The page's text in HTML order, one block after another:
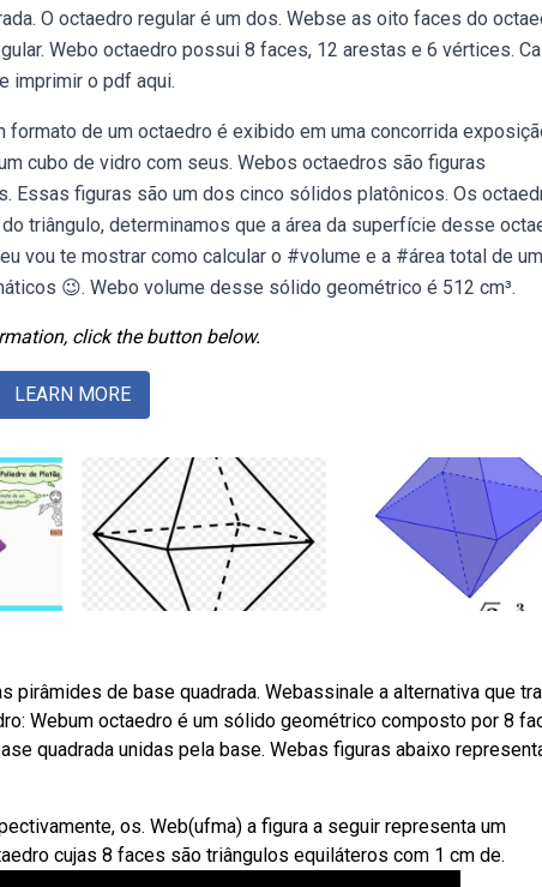
O octaedro regular é um dos. Webse as oito faces do
Webo octaedro possui 8 faces, 12 arestas e 6 vértices.
imprimir o pdf aqui.
de um octaedro é exibido em uma concorrida
cubo de vidro com seus. Webos octaedros são figuras
Essas figuras são um dos cinco sólidos platônicos. Os
triângulo, determinamos que a área da superfície desse
vou te mostrar como calcular o #volume e a #área total de um
😉. Webo volume desse sólido geométrico é 512 cm³.
click the button below.
LEARN MORE
pirâmides de base quadrada. Webassinale a alternativa que
Webum octaedro é um sólido geométrico composto por 8
quadrada unidas pela base. Webas figuras abaixo
os. Web(ufma) a figura a seguir representa um
cujas 8 faces são triângulos equiláteros com 1 cm de.